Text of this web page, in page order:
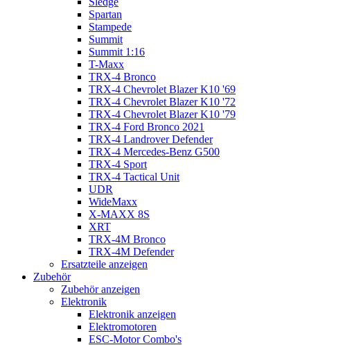
Spartan
Stampede
Summit
Summit 1:16
T-Maxx
TRX-4 Bronco
TRX-4 Chevrolet Blazer K10 '69
TRX-4 Chevrolet Blazer K10 '72
TRX-4 Chevrolet Blazer K10 '79
TRX-4 Ford Bronco 2021
TRX-4 Landrover Defender
TRX-4 Mercedes-Benz G500
TRX-4 Sport
TRX-4 Tactical Unit
UDR
WideMaxx
X-MAXX 8S
XRT
TRX-4M Bronco
TRX-4M Defender
Ersatzteile anzeigen
Zubehör
Zubehör anzeigen
Elektronik
Elektronik anzeigen
Elektromotoren
ESC-Motor Combo's